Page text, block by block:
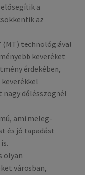
a
az
(MT) technológiával
keveréket
érdekében,
dőlésszögnél
ami meleg-
és jó tapadást
olyan
városban,